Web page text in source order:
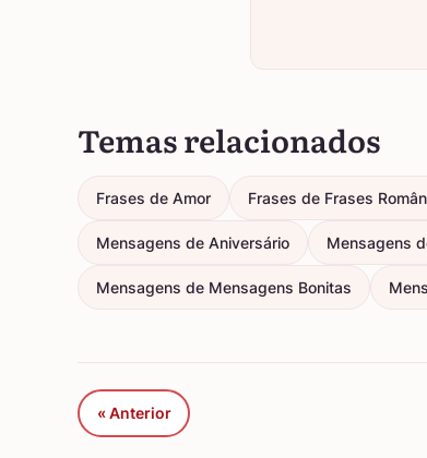
Temas relacionados
Frases de Amor Frases de Frases
Mensagens de Aniversário Mensagens
Mensagens de Mensagens Bonitas
« Anterior